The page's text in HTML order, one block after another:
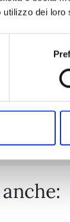
utilizzo dei loro